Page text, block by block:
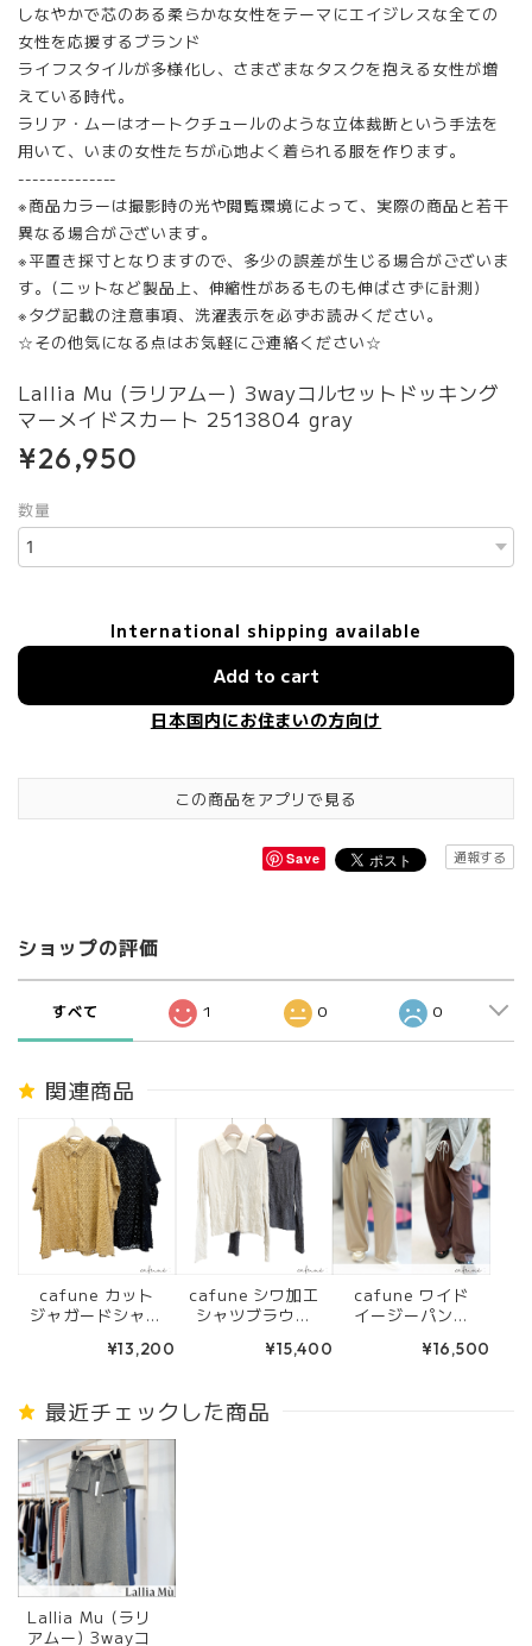
しなやかで芯のある柔らかな女性をテーマにエイジレスな全ての
女性を応援するブランド
ライフスタイルが多様化し、さまざまなタスクを抱える女性が増
えている時代。
ラリア・ムーはオートクチュールのような立体裁断という手法を
用いて、いまの女性たちが心地よく着られる服を作ります。
--------------
※商品カラーは撮影時の光や閲覧環境によって、実際の商品と若干
異なる場合がございます。
※平置き採寸となりますので、多少の誤差が生じる場合がございま
す。(ニットなど製品上、伸縮性があるものも伸ばさずに計測)
※タグ記載の注意事項、洗濯表示を必ずお読みください。
☆その他気になる点はお気軽にご連絡ください☆
Lallia Mu (ラリアムー) 3wayコルセットドッキング
マーメイドスカート 2513804 gray
¥26,950
数量
International shipping available
Add to cart
日本国内にお住まいの方向け
この商品をアプリで見る
Save 通報する
ショップの評価
すべて 1 0 0
関連商品
cafune カット
ジャガードシャツ
ル/ブラック) 635
¥13,200
cafune シワ加工
シャツブラウス
5928¥15,400
cafune ワイド
イージーパンツ
ン) 625603
¥16,500
最近チェックした商品
Lallia Mu (ラリ
アムー) 3wayコ